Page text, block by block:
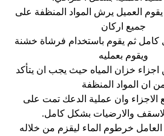
العميل يرش المواد المنظفة على
جميع اركان
كامل ثم يقوم باستخدام فرشاة خشنة
ويقوم بعمليه
خزان المياه حيث يجب ان يتأكد
ان المواد المنظفة
وان عملية الدعك تمت على
والارضيات بشكل كامل.
خرطوم الماء ليقزم من خلاله